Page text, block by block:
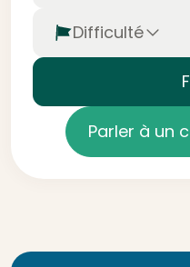
Difficulté
Parler à un